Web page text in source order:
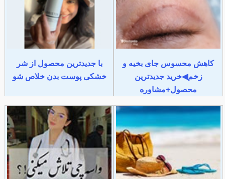
کاهش محسوس جای بخیه و
زخم◀خرید جدیدترین
محصول+مشاوره
با جدیدترین محصول از شر
خشکی پوست بدن خلاص شو